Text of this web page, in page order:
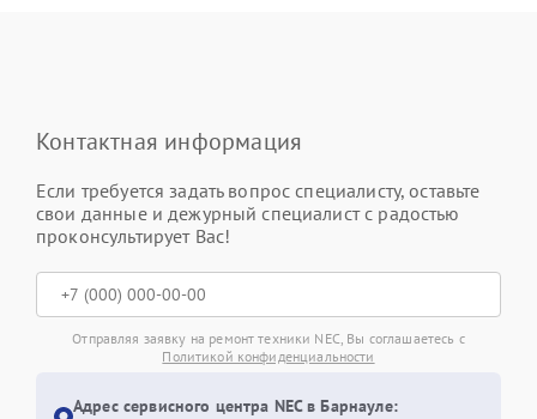
Контактная информация
Если требуется задать вопрос специалисту, оставьте
свои данные и дежурный специалист с радостью
проконсультирует Вас!
Отправляя заявку на ремонт техники NEC, Вы соглашаетесь с
Политикой конфиденциальности
Адрес сервисного центра NEC в Барнауле: